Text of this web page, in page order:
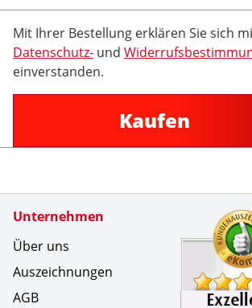
Mit Ihrer Bestellung erklären Sie sich
Datenschutz- und
einverstanden.
Kaufen
Unternehmen
Über uns
Auszeichnungen
AGB
Zertifikate